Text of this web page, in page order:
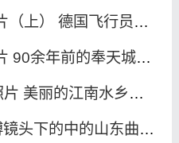
国飞行员航拍的民国广州
年前的奉天城历史风貌
美丽的江南水乡魅影
中的山东曲阜老照片（下）